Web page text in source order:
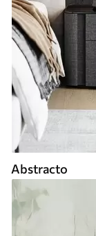
Abstracto